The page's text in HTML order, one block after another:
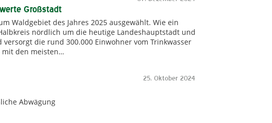
Großstadt
Waldgebiet des Jahres 2025 ausgewählt. Wie ein
nördlich um die heutige Landeshauptstadt und
die rund 300.000 Einwohner vom Trinkwasser
mit den meisten…
25. Oktober 2024
Abwägung